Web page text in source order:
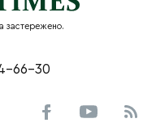
застережено.
66-30